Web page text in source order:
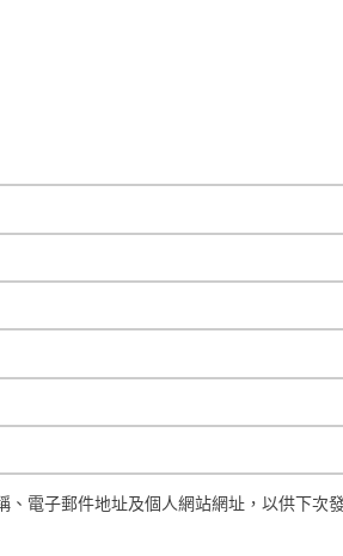
、電子郵件地址及個人網站網址，以供下次